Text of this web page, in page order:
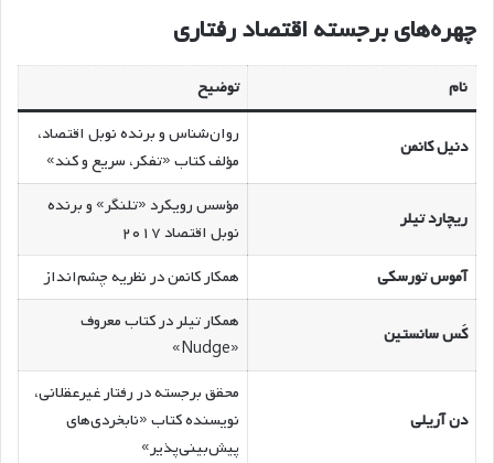
چهره‌های برجسته اقتصاد رفتاری
نام توضیح
دنیل کانمن
روان‌شناس و برنده نوبل اقتصاد،
مؤلف کتاب «تفکر، سریع و کند»
ریچارد تیلر
مؤسس رویکرد «تلنگر» و برنده
نوبل اقتصاد ۲۰۱۷
آموس تورسکی
همکار کانمن در نظریه چشم‌انداز
کَس سانستین
همکار تیلر در کتاب معروف
«Nudge»
دن آریلی
محقق برجسته در رفتار غیرعقلانی،
نویسنده کتاب «نابخردی‌های
پیش‌بینی‌پذیر»